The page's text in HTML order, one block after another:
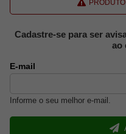
Cadastre-se para ser
ao
E-mail
Informe o seu melhor e-mail.